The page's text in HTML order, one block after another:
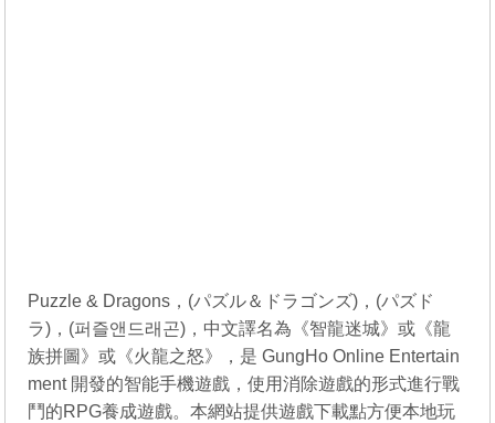
Puzzle & Dragons，(パズル＆ドラゴンズ)，(パズド
ラ)，(퍼즐앤드래곤)，中文譯名為《智龍迷城》或《龍
族拼圖》或《火龍之怒》，是 GungHo Online Entertain
ment 開發的智能手機遊戲，使用消除遊戲的形式進行戰
鬥的RPG養成遊戲。本網站提供遊戲下載點方便本地玩